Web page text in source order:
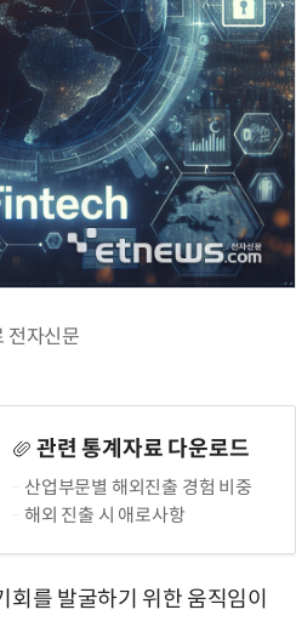
전자신문
관련 통계자료 다운로드
산업부문별 해외진출 경험 비중
해외 진출 시 애로사항
를 발굴하기 위한 움직임이